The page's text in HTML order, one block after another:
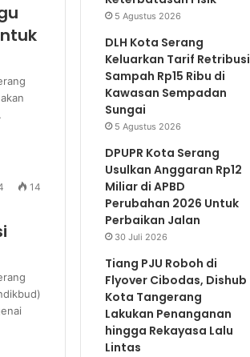
14
b
o
o
k
t
e
r
b
5 Agustus 2026
DLH Kota Serang
Keluarkan Tarif Retribusi
Sampah Rp15 Ribu di
Kawasan Sempadan
Sungai
5 Agustus 2026
DPUPR Kota Serang
Usulkan Anggaran Rp12
Miliar di APBD
Perubahan 2026 Untuk
Perbaikan Jalan
30 Juli 2026
Tiang PJU Roboh di
Flyover Cibodas, Dishub
Kota Tangerang
Lakukan Penanganan
hingga Rekayasa Lalu
Lintas